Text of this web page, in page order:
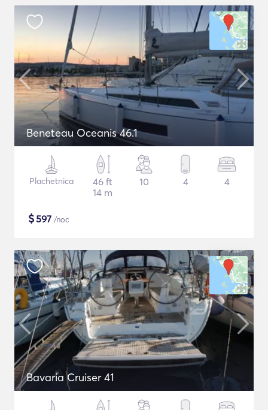
Beneteau Oceanis 46.1
Plachetnica
46 ft
14 m
10 4 4
$597 /noc
Bavaria Cruiser 41